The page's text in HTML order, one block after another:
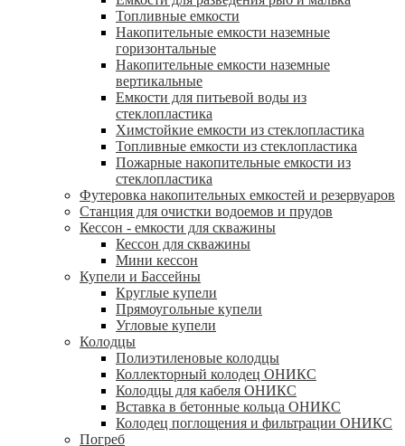
Топливные емкости
Накопительные емкости наземные
горизонтальные
Накопительные емкости наземные
вертикальные
Емкости для питьевой воды из
стеклопластика
Химстойкие емкости из стеклопластика
Топливные емкости из стеклопластика
Пожарные накопительные емкости из
стеклопластика
Футеровка накопительных емкостей и резервуаров
Станция для очистки водоемов и прудов
Кессон - емкости для скважины
Кессон для скважины
Мини кессон
Купели и Бассейны
Круглые купели
Прямоугольные купели
Угловые купели
Колодцы
Полиэтиленовые колодцы
Коллекторный колодец ОНИКС
Колодцы для кабеля ОНИКС
Вставка в бетонные кольца ОНИКС
Колодец поглощения и фильтрации ОНИКС
Погреб